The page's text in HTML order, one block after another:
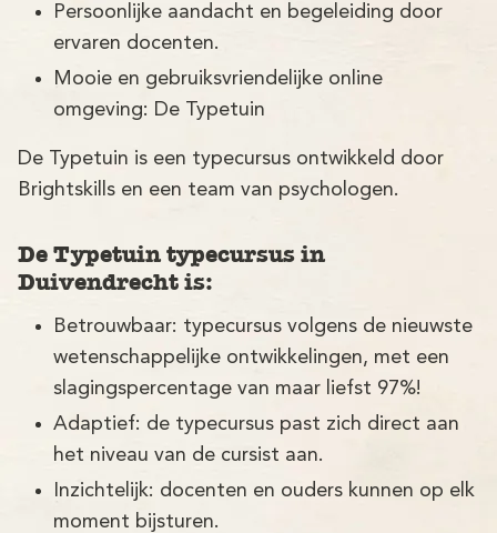
Persoonlijke aandacht en begeleiding door
ervaren docenten.
Mooie en gebruiksvriendelijke online
omgeving: De Typetuin
De Typetuin is een typecursus ontwikkeld door
Brightskills en een team van psychologen.
De Typetuin typecursus in
Duivendrecht is:
Betrouwbaar: typecursus volgens de nieuwste
wetenschappelijke ontwikkelingen, met een
slagingspercentage van maar liefst 97%!
Adaptief: de typecursus past zich direct aan
het niveau van de cursist aan.
Inzichtelijk: docenten en ouders kunnen op elk
moment bijsturen.